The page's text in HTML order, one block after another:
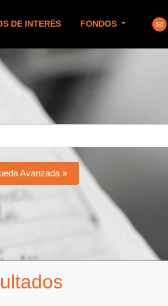
DE INTERÉS FONDOS
Avanzada »